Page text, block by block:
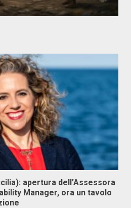
apertura dell’Assessora
Manager, ora un tavolo